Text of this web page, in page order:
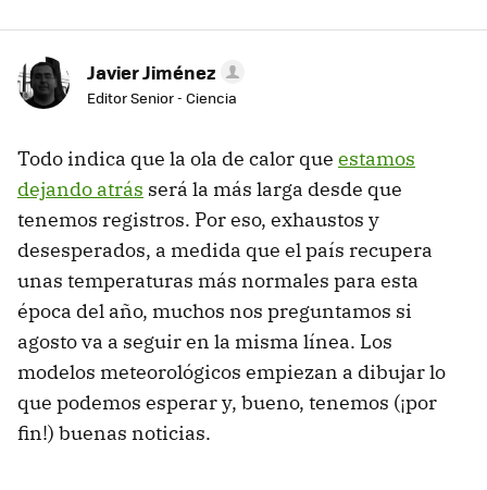
Javier Jiménez
Editor Senior - Ciencia
Todo indica que la ola de calor que estamos
dejando atrás será la más larga desde que
tenemos registros. Por eso, exhaustos y
desesperados, a medida que el país recupera
unas temperaturas más normales para esta
época del año, muchos nos preguntamos si
agosto va a seguir en la misma línea. Los
modelos meteorológicos empiezan a dibujar lo
que podemos esperar y, bueno, tenemos (¡por
fin!) buenas noticias.